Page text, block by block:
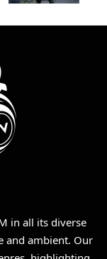
in all its diverse
and ambient. Our